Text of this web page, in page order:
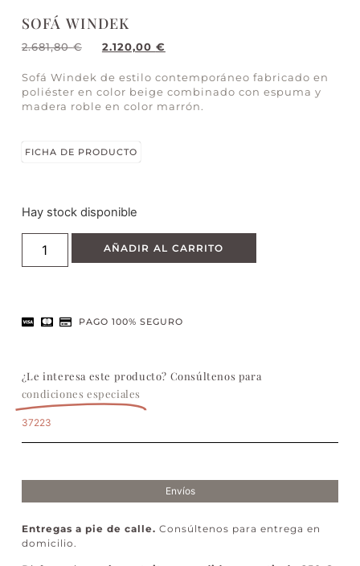
SOFÁ WINDEK
2.681,80€ 2.120,00 €
Sofá Windek de estilo contemporáneo fabricado en
poliéster en color beige combinado con espuma y
madera roble en color marrón.
FICHA DE PRODUCTO
Hay stock disponible
AÑADIR AL CARRITO
PAGO 100% SEGURO
¿Le interesa este producto? Consúltenos para
condiciones especiales
37223
Envíos
Entregas a pie de calle. Consúltenos para entrega en
domicilio.